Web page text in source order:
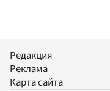
Редакция
Реклама
Карта сайта